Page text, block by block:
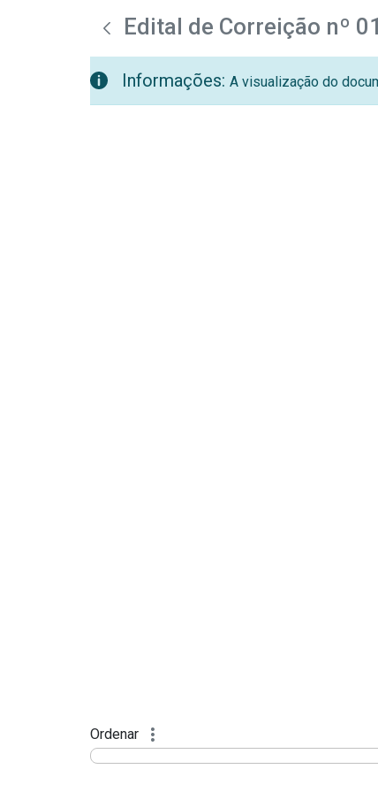
Pular para o Conteúdo principal
teste descricaoEdital de Correição nº
Informações: A visualização do
Ordenar